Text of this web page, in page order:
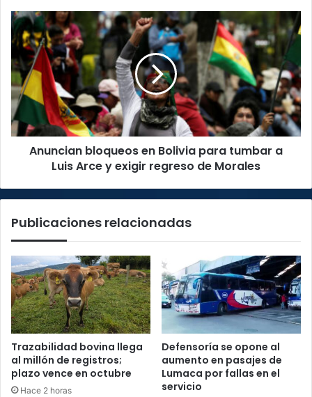
Anuncian
bloqueos
en
Bolivia
para
tumbar
a
Luis
Arce
de
Anuncian bloqueos en Bolivia para tumbar a
Luis Arce y exigir regreso de Morales
Publicaciones relacionadas
Trazabilidad bovina llega
al millón de registros;
plazo vence en octubre
Hace 2 horas
Defensoría se opone al
aumento en pasajes de
Lumaca por fallas en el
servicio